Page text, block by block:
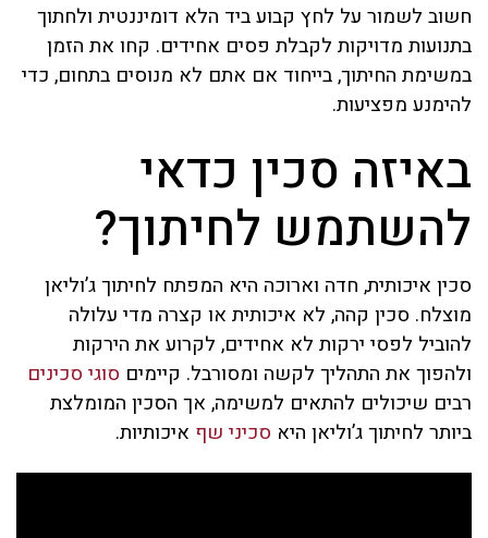
חשוב לשמור על לחץ קבוע ביד הלא דומיננטית ולחתוך
בתנועות מדויקות לקבלת פסים אחידים. קחו את הזמן
במשימת החיתוך, בייחוד אם אתם לא מנוסים בתחום, כדי
להימנע מפציעות.
באיזה סכין כדאי
להשתמש לחיתוך?
סכין איכותית, חדה וארוכה היא המפתח לחיתוך ג’וליאן
מוצלח. סכין קהה, לא איכותית או קצרה מדי עלולה
להוביל לפסי ירקות לא אחידים, לקרוע את הירקות
ולהפוך את התהליך לקשה ומסורבל. קיימים סוגי סכינים
רבים שיכולים להתאים למשימה, אך הסכין המומלצת
ביותר לחיתוך ג’וליאן היא סכיני שף איכותיות.